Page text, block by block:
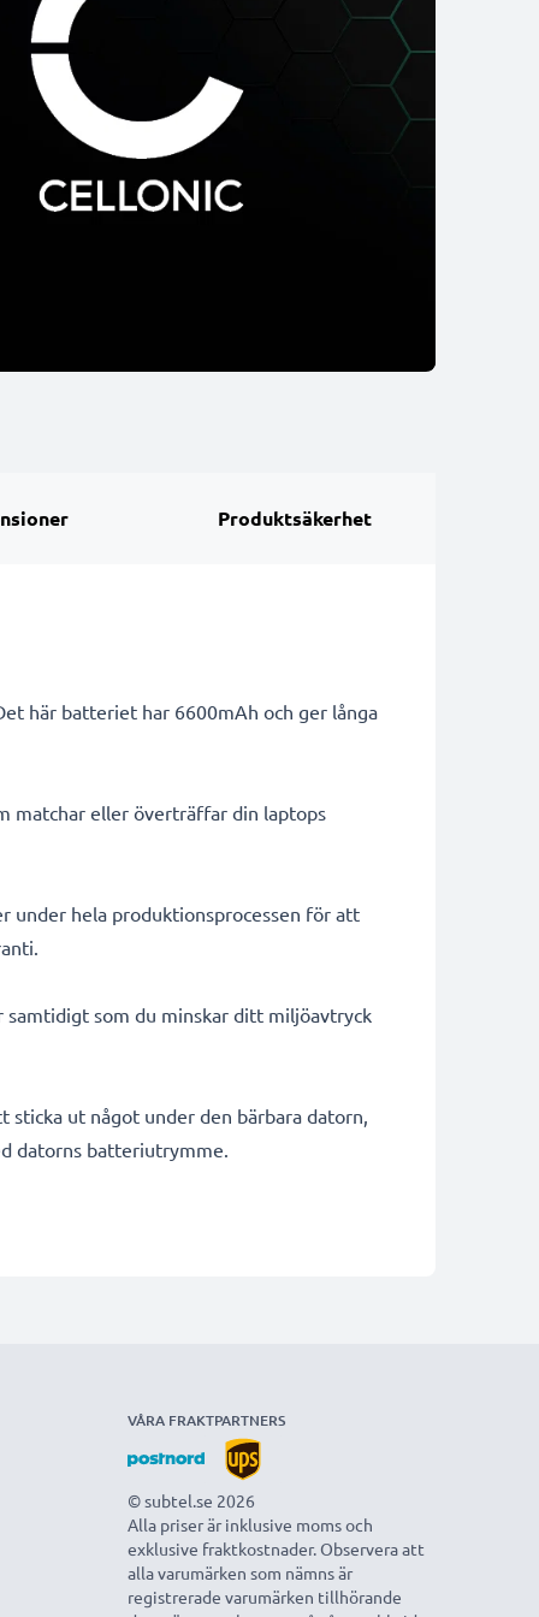
Produktsäkerhet
här batteriet har 6600mAh och ger långa
matchar eller överträffar din laptops
under hela produktionsprocessen för att
som du minskar ditt miljöavtryck
ut något under den bärbara datorn,
datorns batteriutrymme.
VÅRA FRAKTPARTNERS
© subtel.se 2026
Alla priser är inklusive moms och
exklusive fraktkostnader. Observera att
alla varumärken som nämns är
registrerade varumärken tillhörande